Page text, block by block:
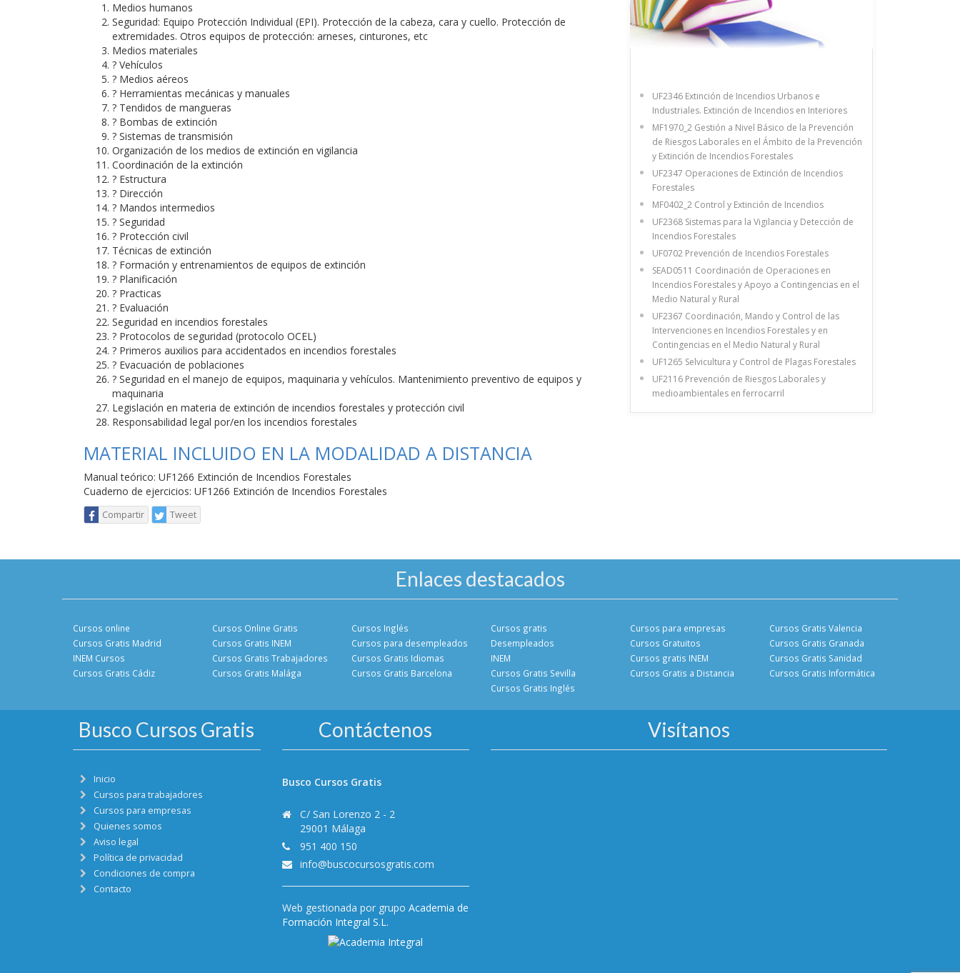
Medios humanos
Seguridad: Equipo Protección Individual (EPI). Protección de la cabeza, cara y cuello. Protección de
extremidades. Otros equipos de protección: arneses, cinturones, etc
Medios materiales
? Vehículos
? Medios aéreos
? Herramientas mecánicas y manuales
? Tendidos de mangueras
? Bombas de extinción
? Sistemas de transmisión
Organización de los medios de extinción en vigilancia
Coordinación de la extinción
? Estructura
? Dirección
? Mandos intermedios
? Seguridad
? Protección civil
Técnicas de extinción
? Formación y entrenamientos de equipos de extinción
? Planificación
? Practicas
? Evaluación
Seguridad en incendios forestales
? Protocolos de seguridad (protocolo OCEL)
? Primeros auxilios para accidentados en incendios forestales
? Evacuación de poblaciones
? Seguridad en el manejo de equipos, maquinaria y vehículos. Mantenimiento preventivo de equipos y
maquinaria
Legislación en materia de extinción de incendios forestales y protección civil
Responsabilidad legal por/en los incendios forestales
MATERIAL INCLUIDO EN LA MODALIDAD A DISTANCIA
Manual teórico: UF1266 Extinción de Incendios Forestales
Cuaderno de ejercicios: UF1266 Extinción de Incendios Forestales
Compartir Tweet
UF2346 Extinción de Incendios Urbanos e
Industriales. Extinción de Incendios en Interiores
MF1970_2 Gestión a Nivel Básico de la Prevención
de Riesgos Laborales en el Ámbito de la Prevención
y Extinción de Incendios Forestales
UF2347 Operaciones de Extinción de Incendios
Forestales
MF0402_2 Control y Extinción de Incendios
UF2368 Sistemas para la Vigilancia y Detección de
Incendios Forestales
UF0702 Prevención de Incendios Forestales
SEAD0511 Coordinación de Operaciones en
Incendios Forestales y Apoyo a Contingencias en el
Medio Natural y Rural
UF2367 Coordinación, Mando y Control de las
Intervenciones en Incendios Forestales y en
Contingencias en el Medio Natural y Rural
UF1265 Selvicultura y Control de Plagas Forestales
UF2116 Prevención de Riesgos Laborales y
medioambientales en ferrocarril
Enlaces destacados
Cursos online
Cursos Gratis Madrid
INEM Cursos
Cursos Gratis Cádiz
Cursos Online Gratis
Cursos Gratis INEM
Cursos Gratis Trabajadores
Cursos Gratis Malága
Cursos Inglés
Cursos para desempleados
Cursos Gratis Idiomas
Cursos Gratis Barcelona
Cursos gratis
Desempleados
INEM
Cursos Gratis Sevilla
Cursos Gratis Inglés
Cursos para empresas
Cursos Gratuitos
Cursos gratis INEM
Cursos Gratis a Distancia
Cursos Gratis Valencia
Cursos Gratis Granada
Cursos Gratis Sanidad
Cursos Gratis Informática
Busco Cursos Gratis
Inicio
Cursos para trabajadores
Cursos para empresas
Quienes somos
Aviso legal
Política de privacidad
Condiciones de compra
Contacto
Contáctenos
Busco Cursos Gratis
C/ San Lorenzo 2 - 2
29001 Málaga
951 400 150
info@buscocursosgratis.com
Web gestionada por grupo Academia de
Formación Integral S.L.
Visítanos